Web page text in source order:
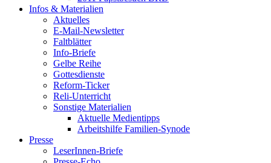
Infos & Materialien
Aktuelles
E-Mail-Newsletter
Faltblätter
Info-Briefe
Gelbe Reihe
Gottesdienste
Reform-Ticker
Reli-Unterricht
Sonstige Materialien
Aktuelle Medientipps
Arbeitshilfe Familien-Synode
Presse
LeserInnen-Briefe